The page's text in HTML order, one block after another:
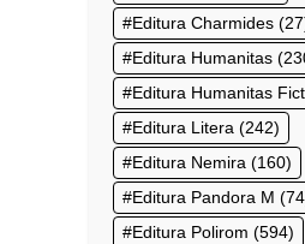
Editura Charmides
Editura Humanitas
Editura Humanitas
Editura Litera (242)
Editura Nemira (160)
Editura Pandora M
Editura Polirom (594)